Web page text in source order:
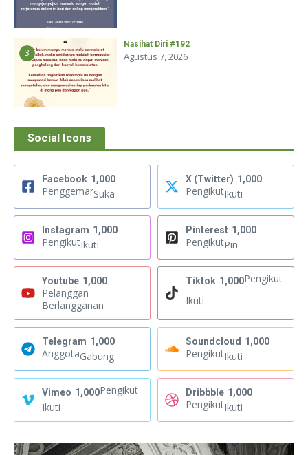
3
Nasihat Diri #192
Agustus 7, 2026
Social Icons
Facebook 1,000
PenggemarSuka
X (Twitter) 1,000
PengikutIkuti
Instagram 1,000
PengikutIkuti
Pinterest 1,000
PengikutPin
Youtube 1,000
Pelanggan
Berlangganan
Tiktok 1,000Pengikut
Ikuti
Telegram 1,000
AnggotaGabung
Soundcloud 1,000
PengikutIkuti
Vimeo 1,000Pengikut
Ikuti
Dribbble 1,000
PengikutIkuti